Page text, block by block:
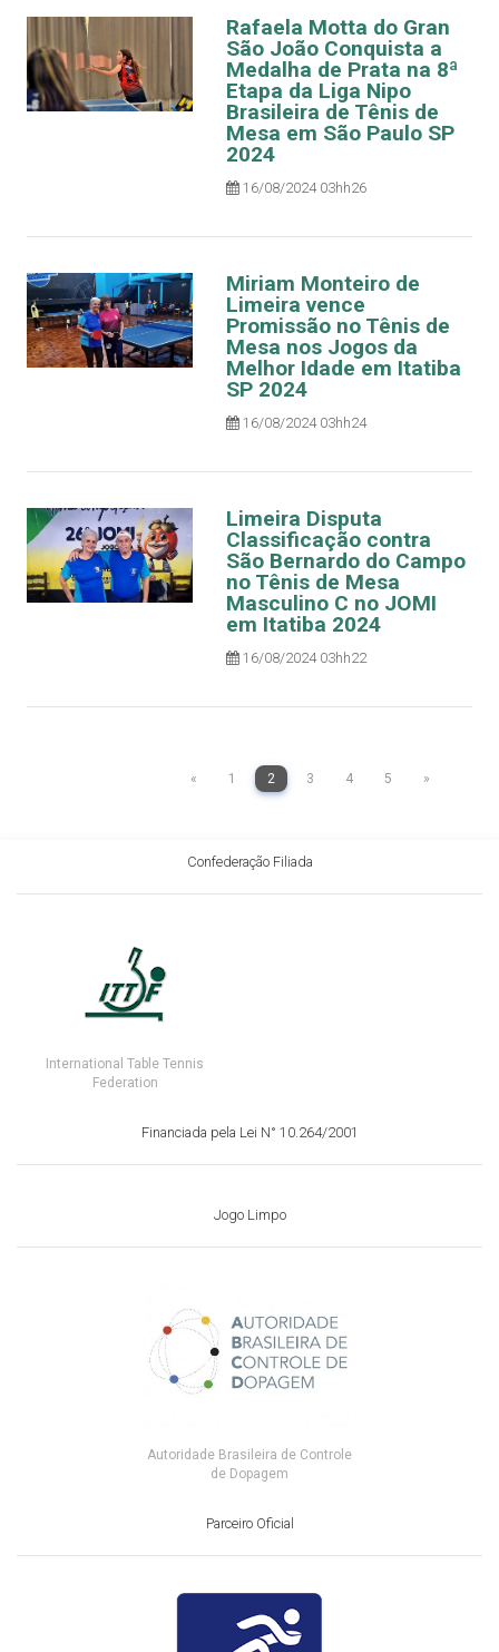
Rafaela Motta do Gran
São João Conquista a
Medalha de Prata na 8ª
Etapa da Liga Nipo
Brasileira de Tênis de
Mesa em São Paulo SP
2024
16/08/2024 03hh26
Miriam Monteiro de
Limeira vence
Promissão no Tênis de
Mesa nos Jogos da
Melhor Idade em Itatiba
SP 2024
16/08/2024 03hh24
Limeira Disputa
Classificação contra
São Bernardo do Campo
no Tênis de Mesa
Masculino C no JOMI
em Itatiba 2024
16/08/2024 03hh22
« 1 2 3 4 5 »
Confederação Filiada
International Table Tennis
Federation
Financiada pela Lei N° 10.264/2001
Jogo Limpo
Autoridade Brasileira de Controle
de Dopagem
Parceiro Oficial